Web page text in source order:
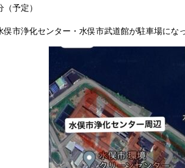
予定）
俣市浄化センター・水俣市武道館が駐車場にな